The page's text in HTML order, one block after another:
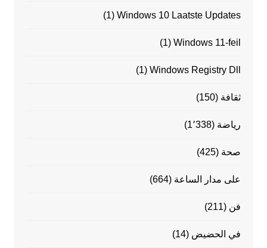
Windows 10 Laatste Updates
(1)
Windows 11-feil
(1)
Windows Registry Dll
(1)
ثقافة (150)
رياضة (1٬338)
صحة (425)
على مدار الساعة (664)
فن (211)
في الحضيض (14)